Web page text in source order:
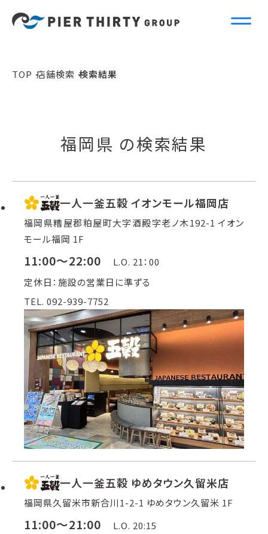
TOP 店舗検索 検索結果
福岡県 の検索結果
一人一釜五穀 イオンモール福岡店
福岡県糟屋郡粕屋町大字酒殿字老ノ木192-1 イオン
モール福岡 1F
11:00～22:00
L.O. 21：00
定休日：施設の営業日に準ずる
TEL. 092-939-7752
一人一釜五穀 ゆめタウン久留米店
福岡県久留米市新合川1-2-1 ゆめタウン久留米 1F
11:00～21:00
L.O. 20:15